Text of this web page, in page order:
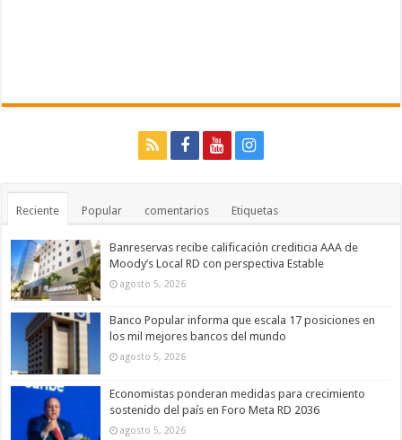
Reciente Popular comentarios Etiquetas
Banreservas recibe calificación crediticia AAA de
Moody’s Local RD con perspectiva Estable
agosto 5, 2026
Banco Popular informa que escala 17 posiciones en
los mil mejores bancos del mundo
agosto 5, 2026
Economistas ponderan medidas para crecimiento
sostenido del país en Foro Meta RD 2036
agosto 5, 2026